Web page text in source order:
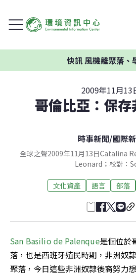
快訊風機離聚落、學
2009年11月13
哥倫比亞：保
時事新聞/國際
全球之聲2009年11月13日Catalina
Leonard；校對：
文化資產 語言 部落
San Basilio de Palenque是個位於
落，也是西班牙殖民時期，非洲奴
聚落，今日這些非洲奴隸後裔努力